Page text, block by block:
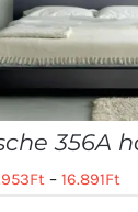
356A
Ft – 16.891Ft